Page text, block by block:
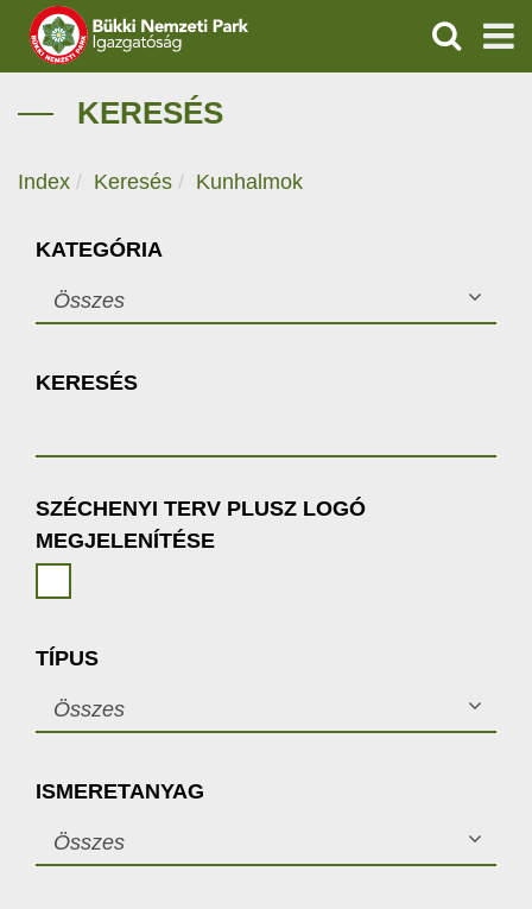
IGAZGATÓSÁG
KAPCSOLAT
KERESÉS
KERESÉS
Index Keresés Kunhalmok
KATEGÓRIA
Összes
KERESÉS
SZÉCHENYI TERV PLUSZ LOGÓ
MEGJELENÍTÉSE
TÍPUS
Összes
ISMERETANYAG
Összes